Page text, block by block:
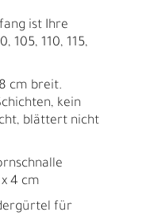
ist Ihre
105, 110, 115,
cm breit.
kein
blättert nicht
4 cm
für